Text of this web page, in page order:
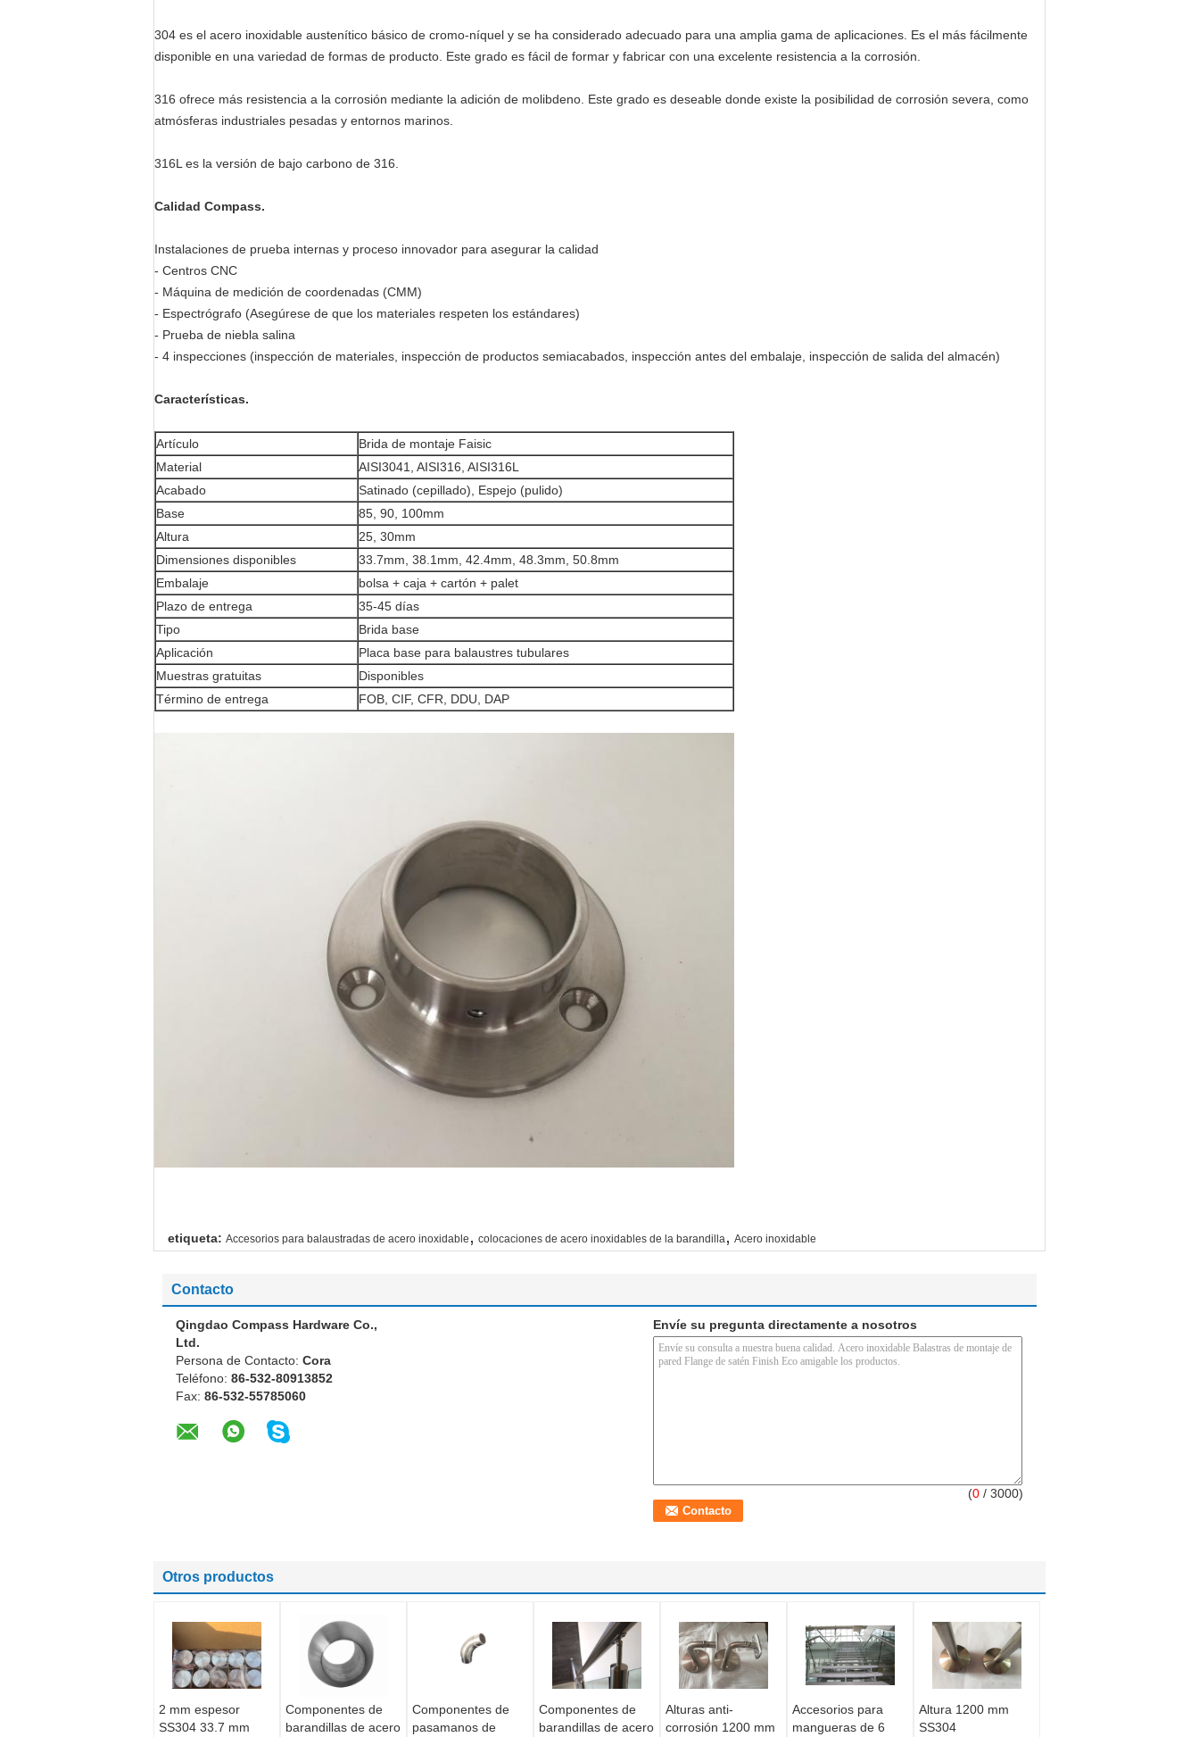
304 es el acero inoxidable austenítico básico de cromo-níquel y se ha considerado adecuado para una amplia gama de aplicaciones. Es el más fácilmente
disponible en una variedad de formas de producto. Este grado es fácil de formar y fabricar con una excelente resistencia a la corrosión.
316 ofrece más resistencia a la corrosión mediante la adición de molibdeno. Este grado es deseable donde existe la posibilidad de corrosión severa, como
atmósferas industriales pesadas y entornos marinos.
316L es la versión de bajo carbono de 316.
Calidad Compass.
Instalaciones de prueba internas y proceso innovador para asegurar la calidad
- Centros CNC
- Máquina de medición de coordenadas (CMM)
- Espectrógrafo (Asegúrese de que los materiales respeten los estándares)
- Prueba de niebla salina
- 4 inspecciones (inspección de materiales, inspección de productos semiacabados, inspección antes del embalaje, inspección de salida del almacén)
Características.
Artículo
Brida de montaje Faisic
Material
AISI3041, AISI316, AISI316L
Acabado
Satinado (cepillado), Espejo (pulido)
Base
85, 90, 100mm
Altura
25, 30mm
Dimensiones disponibles
33.7mm, 38.1mm, 42.4mm, 48.3mm, 50.8mm
Embalaje
bolsa + caja + cartón + palet
Plazo de entrega
35-45 días
Tipo
Brida base
Aplicación
Placa base para balaustres tubulares
Muestras gratuitas
Disponibles
Término de entrega
FOB, CIF, CFR, DDU, DAP
etiqueta: Accesorios para balaustradas de acero inoxidable , colocaciones de acero inoxidables de la barandilla, Acero inoxidable
Contacto
Qingdao Compass Hardware Co.,
Ltd.
Persona de Contacto: Cora
Teléfono: 86-532-80913852
Fax: 86-532-55785060
Envíe su pregunta directamente a nosotros
(0 / 3000)
Otros productos
2 mm espesor
SS304 33.7 mm
Componentes de
barandillas de acero
Componentes de
pasamanos de
Componentes de
barandillas de acero
Alturas anti-
corrosión 1200 mm
Accesorios para
mangueras de 6
Altura 1200 mm
SS304